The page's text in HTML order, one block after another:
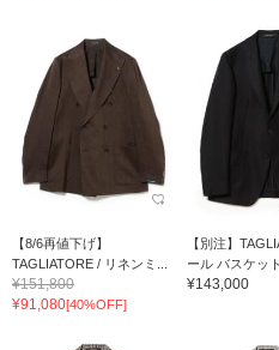
【8/6再値下げ】
TAGLIATORE / リネンミ...
¥151,800
¥91,080[40%OFF]
【別注】
ール バスケッ
¥143,000